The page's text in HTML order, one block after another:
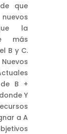
que
la
más
B y C.
B +
Y
a A